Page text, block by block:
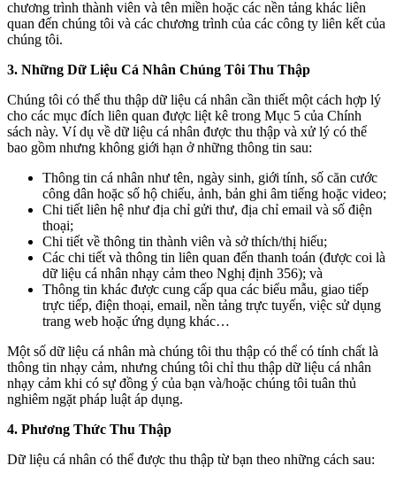
chương trình thành viên và tên miền hoặc các nền tảng khác liên
quan đến chúng tôi và các chương trình của các công ty liên kết của
chúng tôi.
3. Những Dữ Liệu Cá Nhân Chúng Tôi Thu Thập
Chúng tôi có thể thu thập dữ liệu cá nhân cần thiết một cách hợp lý
cho các mục đích liên quan được liệt kê trong Mục 5 của Chính
sách này. Ví dụ về dữ liệu cá nhân được thu thập và xử lý có thể
bao gồm nhưng không giới hạn ở những thông tin sau:
Thông tin cá nhân như tên, ngày sinh, giới tính, số căn cước
công dân hoặc số hộ chiếu, ảnh, bản ghi âm tiếng hoặc video;
Chi tiết liên hệ như địa chỉ gửi thư, địa chỉ email và số điện
thoại;
Chi tiết về thông tin thành viên và sở thích/thị hiếu;
Các chi tiết và thông tin liên quan đến thanh toán (được coi là
dữ liệu cá nhân nhạy cảm theo Nghị định 356); và
Thông tin khác được cung cấp qua các biểu mẫu, giao tiếp
trực tiếp, điện thoại, email, nền tảng trực tuyến, việc sử dụng
trang web hoặc ứng dụng khác…
Một số dữ liệu cá nhân mà chúng tôi thu thập có thể có tính chất là
thông tin nhạy cảm, nhưng chúng tôi chỉ thu thập dữ liệu cá nhân
nhạy cảm khi có sự đồng ý của bạn và/hoặc chúng tôi tuân thủ
nghiêm ngặt pháp luật áp dụng.
4. Phương Thức Thu Thập
Dữ liệu cá nhân có thể được thu thập từ bạn theo những cách sau: